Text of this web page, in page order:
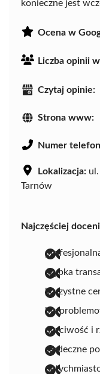
konieczne jest
Ocena w
Liczba opinii
Czytaj opinie:
Strona www:
Numer
Lokalizacja:
Tarnów
Najczęściej
szybka
korzystne
uczciwość i
serdeczne